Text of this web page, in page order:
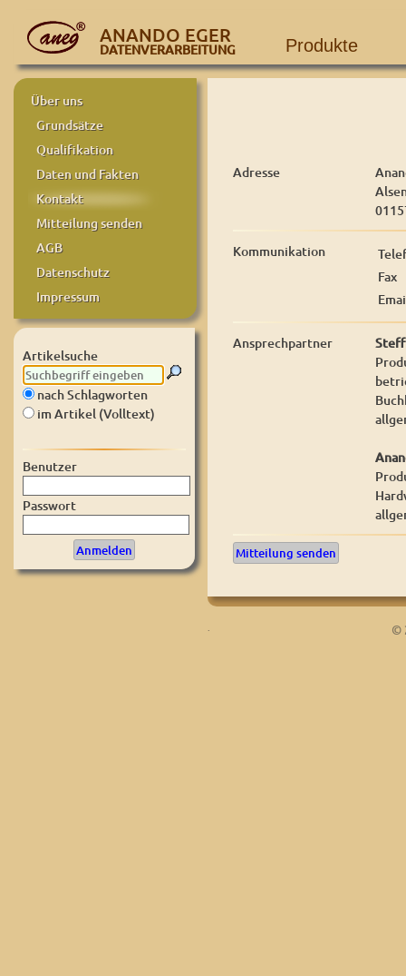
ANANDO EGER
DATENVERARBEITUNG Produkte
Über uns
Grundsätze
Qualifikation
Daten und Fakten
Kontakt
Mitteilung senden
AGB
Datenschutz
Impressum
Artikelsuche
nach Schlagworten
im Artikel (Volltext)
Benutzer
Passwort
Adresse
Kommunikation
Fax
Ansprechpartner
Mitteilung senden
©